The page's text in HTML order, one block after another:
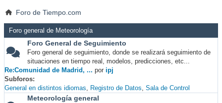
Foro de Tiempo.com
Foro general de Meteorología
Foro General de Seguimiento
Foro general de seguimiento, donde se realizará seguimiento de
situaciones en tiempo real, modelos, predicciones, etc...
Re:Comunidad de Madrid, ... por ipj
Subforos
General en distintos idiomas
Registro de Datos Sala de Control
Meteorología general